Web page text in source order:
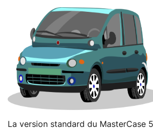
La version standard du MasterCase